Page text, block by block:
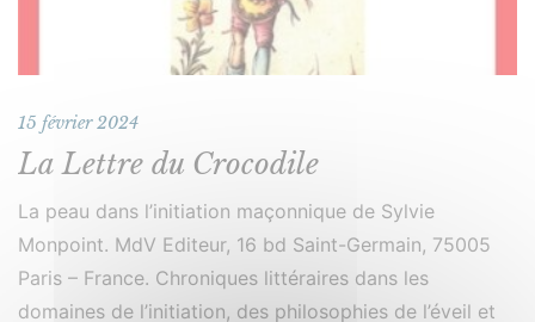
15 février 2024
La Lettre du Crocodile
La peau dans l’initiation maçonnique de Sylvie
Monpoint. MdV Editeur, 16 bd Saint-Germain, 75005
Paris – France. Chroniques littéraires dans les
domaines de l’initiation, des philosophies de l’éveil et